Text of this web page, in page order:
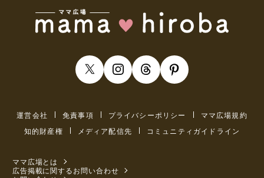
運営会社 免責事項 プライバシーポリシー
ママ広場規約
知的財産権
メディア配信先 コミュニティガイドライン
ママ広場とは
広告掲載に関するお問い合わせ